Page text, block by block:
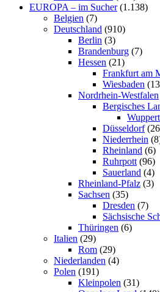
EUROPA – im Sucher(1.138)
Belgien (7)
Deutschland (910)
Berlin (3)
Brandenburg (7)
Hessen (21)
Frankfurt am
Wiesbaden
Nordrhein-Westfalen
Bergisches
Düsseldorf
Niederrhein
Rheinland (6)
Ruhrpott (96)
Sauerland (4)
Rheinland-Pfalz (3)
Sachsen (35)
Dresden (7)
Sächsische
Thüringen (6)
Italien (29)
Rom (29)
Niederlanden (4)
Polen (191)
Kleinpolen (31)